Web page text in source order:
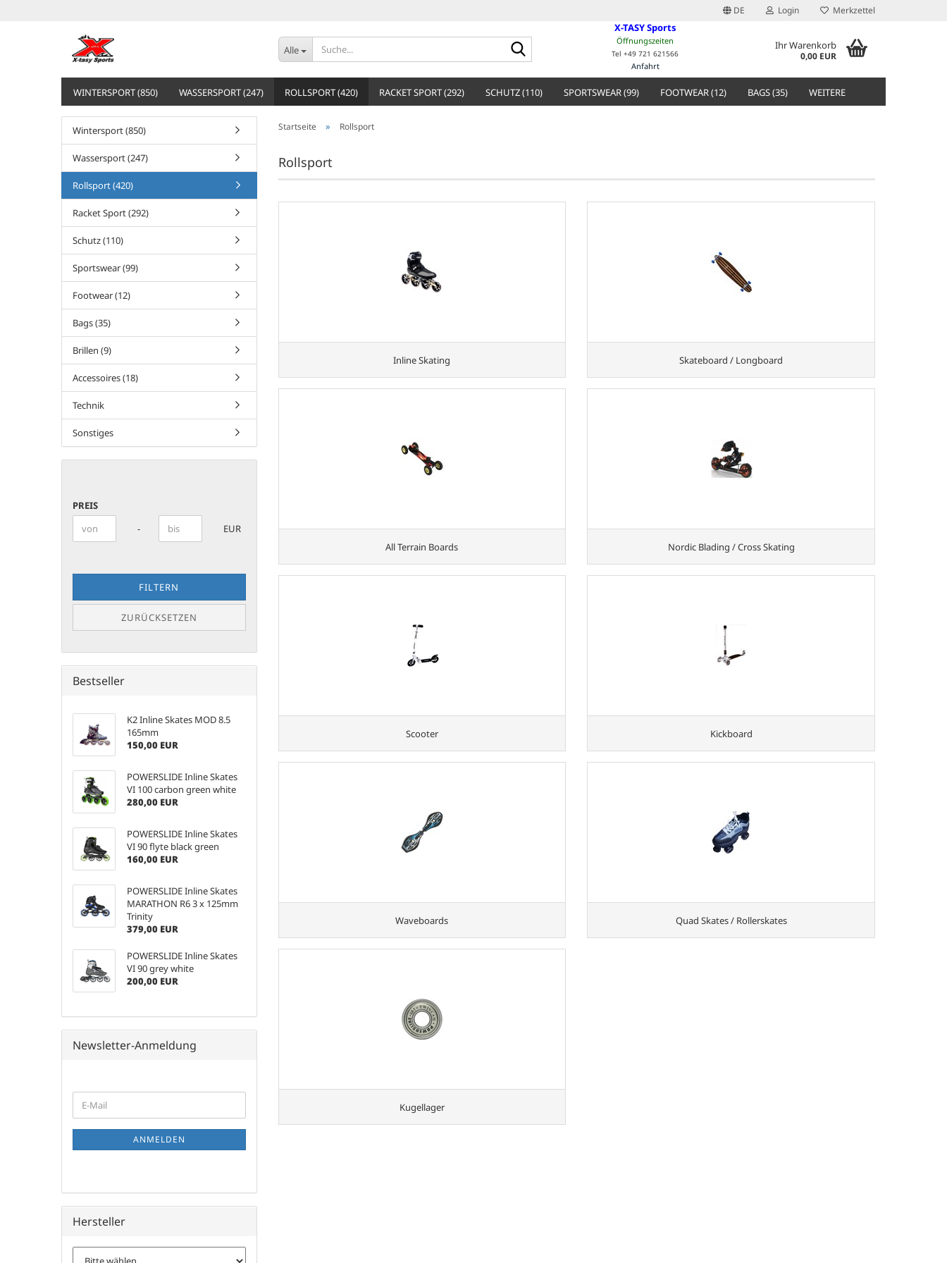
DE Login Merkzettel
Alle
X-TASY Sports
Öffnungszeiten
Tel +49 721 621566
Anfahrt
Ihr Warenkorb
0,00 EUR
WINTERSPORT (850) WASSERSPORT (247) ROLLSPORT (420) RACKET SPORT (292) SCHUTZ (110) SPORTSWEAR (99) FOOTWEAR (12) BAGS (35) WEITERE
Startseite » Rollsport
Rollsport
Inline Skating Skateboard / Longboard
All Terrain Boards Nordic Blading / Cross Skating
Scooter Kickboard
Waveboards Quad Skates / Rollerskates
Kugellager
Wintersport (850)
Wassersport (247)
Rollsport (420)
Racket Sport (292)
Schutz (110)
Sportswear (99)
Footwear (12)
Bags (35)
Brillen (9)
Accessoires (18)
Technik
Sonstiges
PREIS
Preis bis
- EUR
FILTERN
ZURÜCKSETZEN
Bestseller
K2 Inline Skates MOD 8.5
165mm
150,00 EUR
POWERSLIDE Inline Skates
VI 100 carbon green white
280,00 EUR
POWERSLIDE Inline Skates
VI 90 flyte black green
160,00 EUR
POWERSLIDE Inline Skates
MARATHON R6 3 x 125mm
Trinity
379,00 EUR
POWERSLIDE Inline Skates
VI 90 grey white
200,00 EUR
Newsletter-Anmeldung
ZUR
NEWSLETTER-
E-
Mail
ANMELDEN
Hersteller